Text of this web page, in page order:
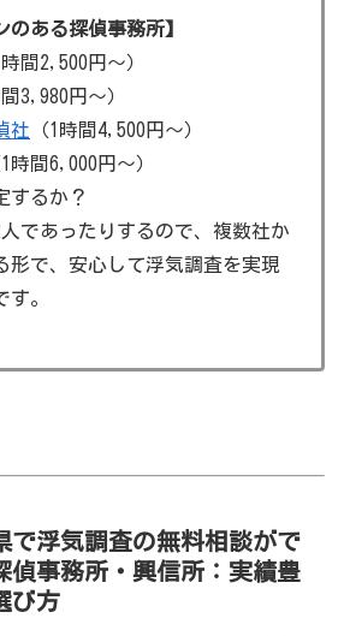
のある探偵事務所】
時間2,500円～）
間3,980円～）
社 （1時間4,500円～）
1時間6,000円～）
するか？
であったりするので、複数社か
形で、安心して浮気調査を実現
。
で浮気調査の無料相談がで
偵事務所・興信所：実績豊
び方